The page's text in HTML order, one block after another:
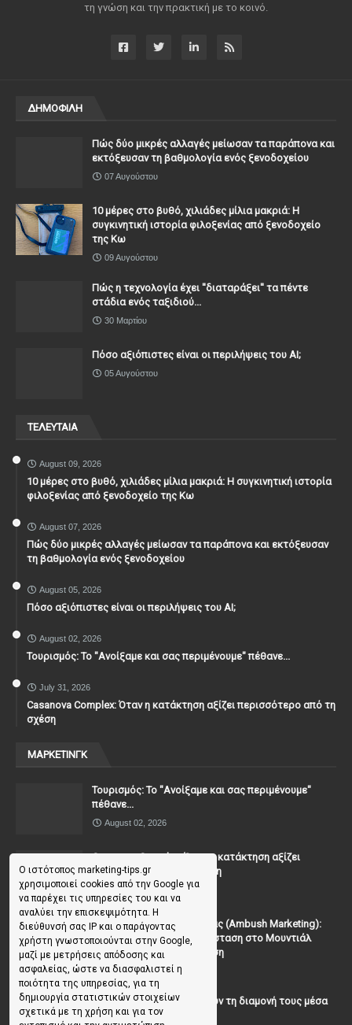
Ο ιστότοπος marketing-tips.gr
χρησιμοποιεί cookies από την Google για
να παρέχει τις υπηρεσίες του και να
αναλύει την επισκεψιμότητα. Η
διεύθυνσή σας IP και ο παράγοντας
χρήστη γνωστοποιούνται στην Google,
μαζί με μετρήσεις απόδοσης και
ασφαλείας, ώστε να διασφαλιστεί η
ποιότητα της υπηρεσίας, για τη
δημιουργία στατιστικών στοιχείων
σχετικά με τη χρήση και για τον
τη γνώση και την πρακτική με το κοινό.
ΔΗΜΟΦΙΛΗ
Πώς δύο μικρές αλλαγές μείωσαν τα παράπονα και
εκτόξευσαν τη βαθμολογία ενός ξενοδοχείου
07 Αυγούστου
10 μέρες στο βυθό, χιλιάδες μίλια μακριά: Η
συγκινητική ιστορία φιλοξενίας από ξενοδοχείο
της Κω
09 Αυγούστου
Πώς η τεχνολογία έχει ''διαταράξει'' τα πέντε
στάδια ενός ταξιδιού...
30 Μαρτίου
Πόσο αξιόπιστες είναι οι περιλήψεις του ΑΙ;
05 Αυγούστου
ΤΕΛΕΥΤΑΙΑ
August 09, 2026
10 μέρες στο βυθό, χιλιάδες μίλια μακριά: Η συγκινητική ιστορία
φιλοξενίας από ξενοδοχείο της Κω
August 07, 2026
Πώς δύο μικρές αλλαγές μείωσαν τα παράπονα και εκτόξευσαν
τη βαθμολογία ενός ξενοδοχείου
August 05, 2026
Πόσο αξιόπιστες είναι οι περιλήψεις του ΑΙ;
August 02, 2026
Τουρισμός: Το "Ανοίξαμε και σας περιμένουμε" πέθανε...
July 31, 2026
Casanova Complex: Όταν η κατάκτηση αξίζει περισσότερο από τη
σχέση
ΜΑΡΚΕΤΙΝΓΚ
Τουρισμός: Το "Ανοίξαμε και σας περιμένουμε"
πέθανε...
August 02, 2026
Casanova Complex: Όταν η κατάκτηση αξίζει
περισσότερο από τη σχέση
July 31, 2026
To Μάρκετινγκ της Ενέδρας (Ambush Marketing):
Πώς να κλέψεις την παράσταση στο Μουντιάλ
χωρίς (επίσημη) πρόσκληση
July 19, 2026
Γιατί οι επισκέπτες ξεχνούν τη διαμονή τους μέσα
σε 48 ώρες;